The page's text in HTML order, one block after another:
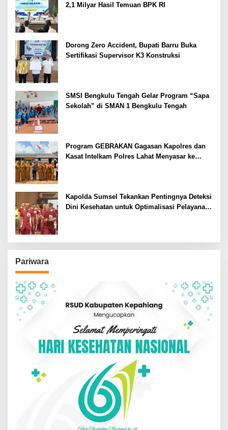
2,1 Milyar Hasil Temuan BPK RI
Dorong Zero Accident, Bupati Barru Buka
Sertifikasi Supervisor K3 Konstruksi
SMSI Bengkulu Tengah Gelar Program “Sapa
Sekolah” di SMAN 1 Bengkulu Tengah
Program GEBRAKAN Gagasan Kapolres dan
Kasat Intelkam Polres Lahat Menyasar ke
Kapolda Sumsel Tekankan Pentingnya Deteksi
Dini Kesehatan untuk Optimalisasi Pelayanan
Pariwara